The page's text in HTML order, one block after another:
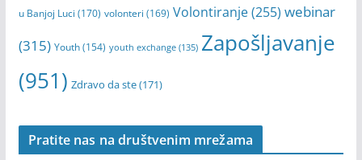
u Banjoj Luci (170) volonteri (169) Volontiranje(255) webinar
(315) Youth(154) youth exchange(135) Zapošljavanje
(951) Zdravo da ste(171)
Pratite nas na društvenim mrežama